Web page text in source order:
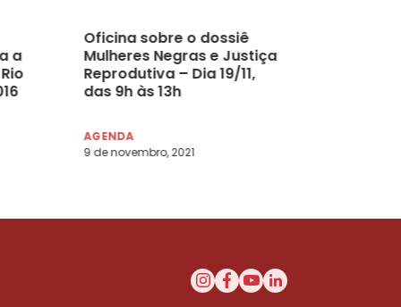
a
Oficina sobre o dossiê
Mulheres Negras e Justiça
Reprodutiva – Dia 19/11,
das 9h às 13h
AGENDA
9 de novembro, 2021